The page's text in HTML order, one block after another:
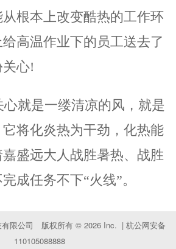
根本上改变酷热的工作环
高温作业下的员工送去了
心!
就是一缕清凉的风，就是
将化炎热为干劲，化热能
盛远大人战胜暑热、战胜
成任务不下“火线”。
有限公司 版权所有 © 2026 Inc. | 杭公网安备
110105088888